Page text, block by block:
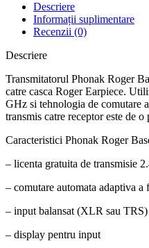
Descriere
Informații suplimentare
Recenzii (0)
Descriere
Transmitatorul Phonak Roger
catre casca Roger Earpiece.
GHz si tehnologia de comutare
transmis catre receptor este de
Caracteristici Phonak Roger
– licenta gratuita de transmisie
– comutare automata adaptiva a
– input balansat (XLR sau TRS)
– display pentru input